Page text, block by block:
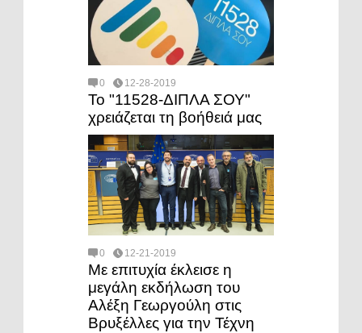
0 12-28-2019
Το "11528-ΔΙΠΛΑ ΣΟΥ"
χρειάζεται τη βοήθειά μας
0 12-21-2019
Με επιτυχία έκλεισε η
μεγάλη εκδήλωση του
Αλέξη Γεωργούλη στις
Βρυξέλλες για την Τέχνη